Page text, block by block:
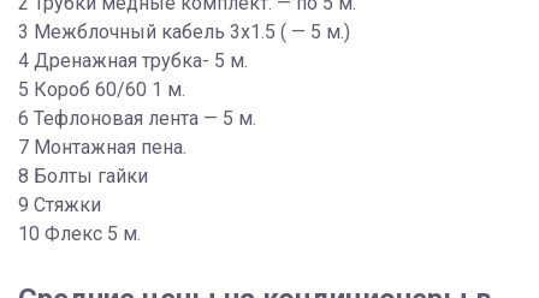
3 Межблочный кабель 3х1.5 ( — 5 м.)
4 Дренажная трубка- 5 м.
5 Короб 60/60 1 м.
6 Тефлоновая лента — 5 м.
7 Монтажная пена.
8 Болты гайки
9 Стяжки
10 Флекс 5 м.